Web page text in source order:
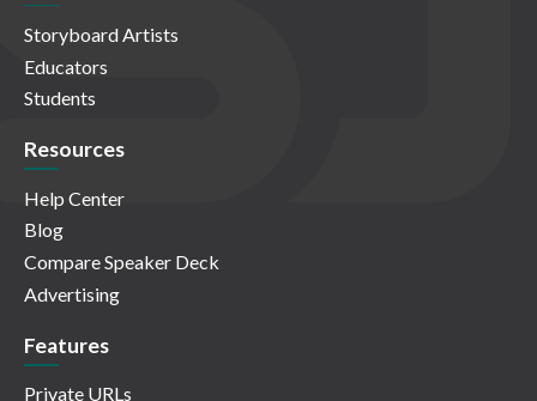
Storyboard Artists
Educators
Students
Resources
Help Center
Blog
Compare Speaker Deck
Advertising
Features
Private URLs